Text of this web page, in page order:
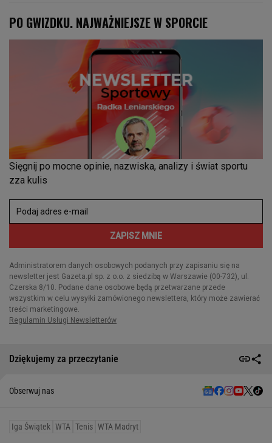
Dziękujemy za przeczytanie
Obserwuj nas
Iga Świątek WTA Tenis WTA Madryt